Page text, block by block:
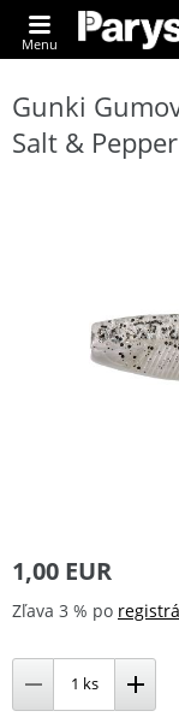
Menu
Gunki
Salt &
1,00 EUR
Zľava 3 % po